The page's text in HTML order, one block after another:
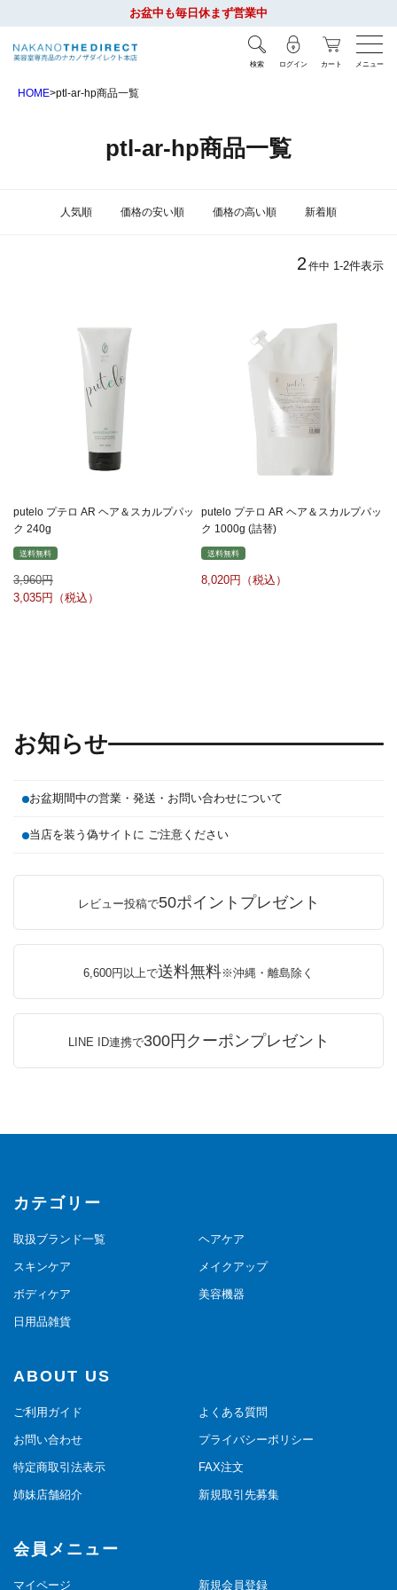
お盆中も毎日休まず営業中
検索 ログイン カート メニュー
HOME ptl-ar-hp商品一覧
ptl-ar-hp商品一覧
人気順 価格の安い順 価格の高い順 新着順
2 件中 1-2件表示
putelo プテロ AR ヘア＆スカルプパッ
ク 240g
送料無料
3,960
3,035
putelo プテロ AR ヘア＆スカルプパッ
ク 1000g (詰替)
送料無料
8,020
お知らせ
お盆期間中の営業・発送・お問い合わせについて
当店を装う偽サイトに ご注意ください
レビュー投稿で50ポイントプレゼント
6,600円以上で送料無料※沖縄・離島除く
LINE ID連携で300円クーポンプレゼント
カテゴリー
取扱ブランド一覧 ヘアケア
スキンケア メイクアップ
ボディケア 美容機器
日用品雑貨
ABOUT US
ご利用ガイド よくある質問
お問い合わせ プライバシーポリシー
特定商取引法表示 FAX注文
姉妹店舗紹介 新規取引先募集
会員メニュー
マイページ 新規会員登録